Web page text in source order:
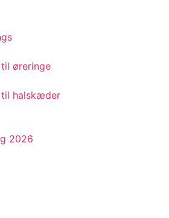
øreringe
halskæder
2026